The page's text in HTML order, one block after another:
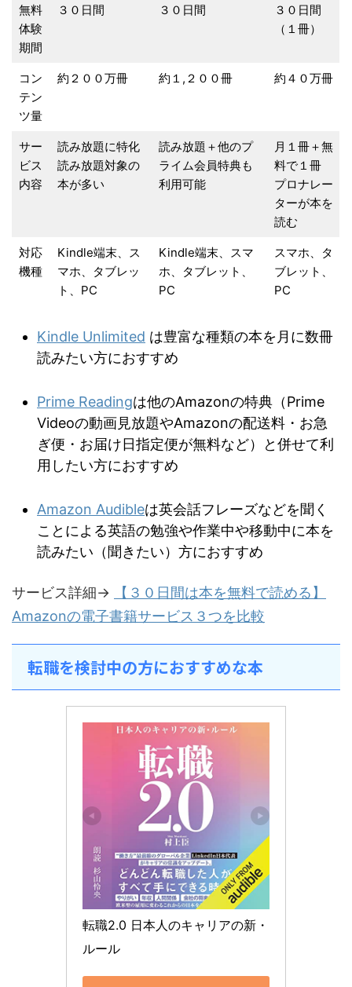
無料
体験
期間
３０日間 ３０日間
３０日間
（１冊）
コン
テン
ツ量
約２００万冊 約１,２００冊 約４０万冊
サー
ビス
内容
読み放題に特化
読み放題対象の
本が多い
読み放題＋他のプ
ライム会員特典も
利用可能
月１冊＋無
料で１冊
プロナレー
ターが本を
読む
対応
機種
Kindle端末、ス
マホ、タブレッ
ト、PC
Kindle端末、スマ
ホ、タブレット、
PC
スマホ、タ
ブレット、
PC
Kindle Unlimited は豊富な種類の本を月に数冊
読みたい方におすすめ
Prime Readingは他のAmazonの特典（Prime
Videoの動画見放題やAmazonの配送料・お急
ぎ便・お届け日指定便が無料など）と併せて利
用したい方におすすめ
Amazon Audibleは英会話フレーズなどを聞く
ことによる英語の勉強や作業中や移動中に本を
読みたい（聞きたい）方におすすめ
サービス詳細→
【３０日間は本を無料で読める】
Amazonの電子書籍サービス３つを比較
転職を検討中の方におすすめな本
転職2.0 日本人のキャリアの新・
ルール